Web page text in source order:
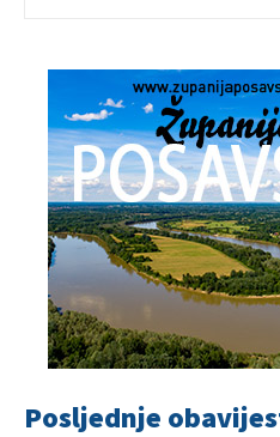
Posljednje